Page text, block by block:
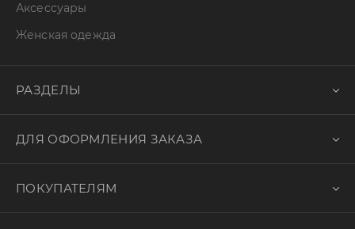
Аксессуары
Женская одежда
РАЗДЕЛЫ
ДЛЯ ОФОРМЛЕНИЯ ЗАКАЗА
ПОКУПАТЕЛЯМ